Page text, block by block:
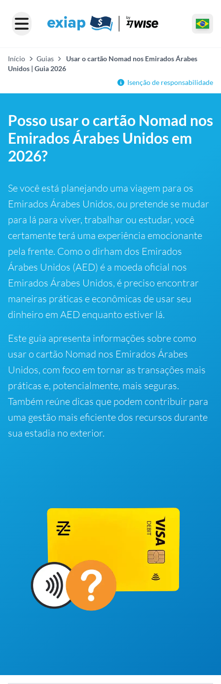
Início Guias
Usar o cartão Nomad nos Emirados Árabes
Unidos | Guia 2026
Isenção de responsabilidade
Posso usar o cartão Nomad nos
Emirados Árabes Unidos em
2026?
Se você está planejando uma viagem para os
Emirados Árabes Unidos, ou pretende se mudar
para lá para viver, trabalhar ou estudar, você
certamente terá uma experiência emocionante
pela frente. Como o dirham dos Emirados
Árabes Unidos (AED) é a moeda oficial nos
Emirados Árabes Unidos, é preciso encontrar
maneiras práticas e econômicas de usar seu
dinheiro em AED enquanto estiver lá.
Este guia apresenta informações sobre como
usar o cartão Nomad nos Emirados Árabes
Unidos, com foco em tornar as transações mais
práticas e, potencialmente, mais seguras.
Também reúne dicas que podem contribuir para
uma gestão mais eficiente dos recursos durante
sua estadia no exterior.